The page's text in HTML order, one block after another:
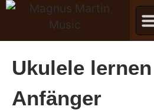
Ukulele
Anfänger